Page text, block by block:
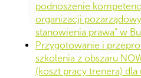
podnoszenie
organizacji
stanowienia prawa” w
Przygotowanie i
szkolenia z obszaru
(koszt pracy trenera)